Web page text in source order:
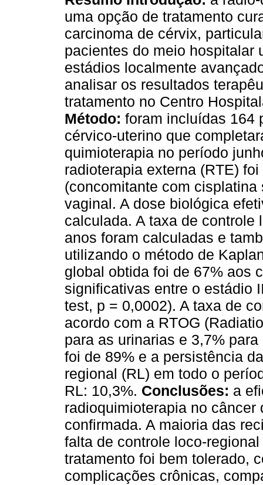
uma opção de tratamento
carcinoma de cérvix,
pacientes do meio hospitalar
estádios localmente
analisar os resultados
tratamento no Centro
Método: foram incluídas 164
cérvico-uterino que
quimioterapia no período
radioterapia externa (RTE)
(concomitante com
vaginal. A dose biológica
calculada. A taxa de
anos foram calculadas e
utilizando o método de
global obtida foi de 67% aos
significativas entre o estádio
test, p = 0,0002). A taxa de
acordo com a RTOG
para as urinarias e 3,7%
foi de 89% e a persistência
regional (RL) em todo o
RL: 10,3%. Conclusões: a
radioquimioterapia no
confirmada. A maioria das
falta de controle loco-
tratamento foi bem tolerado,
complicações crônicas,